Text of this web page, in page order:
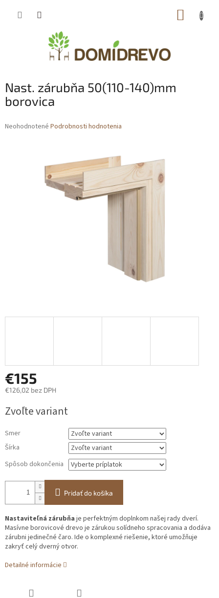
Nast. zárubňa 50(110-140)mm
borovica
Priemerné
Neohodnotené Podrobnosti hodnotenia
€155
€126,02 bez DPH
cena:
Zvoľte variant
Smer
Šírka
Spôsob dokončenia
Pridať do košíka
Nastaviteľná zárubňa je perfektným doplnkom našej rady dverí.
Masívne borovicové drevo je zárukou solídneho spracovania a dodáva
zárubni jedinečné čaro. Ide o komplexné riešenie, ktoré umožňuje
zakryť celý dverný otvor.
Detailné informácie